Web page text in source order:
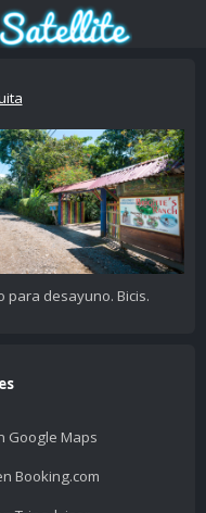
desayuno. Bicis.
Google Maps
Booking.com